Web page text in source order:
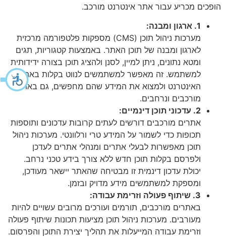
הופכים מכריע עבור אתר אינטרנט מורכב.
1. ארגון ומבנה:
מערכות ניהול תוכן (CMS) מספקות פלטפורמה מרכזית
לארגון ומבנה של תוכן האתר. באמצעות קטגוריות, תגים
ומטא נתונים, ניתן למיין, לסנן ולהציג תוכן בצורה ידידותית
למשתמש. זה מאפשר למשתמשים לנווט בקלות באתר
האינטרנט ולמצוא את המידע שהם מחפשים, גם באתרים
מורכבים ונרחבים.
2. עדכוני תוכן דינמיים:
אתרים מורכבים דורשים לעתים קרובות עדכונים ותוספות
תכופות כדי לשמור על המידע טרי ורלוונטי. מערכות ניהול
תוכן מאפשרות לבעלי אתרים ומנהלי אתרים לעדכן
ולפרסם בקלות תוכן חדש ללא צורך בידע טכני נרחב.
יכולת עדכון דינמית זו מבטיחה שהאתר יישאר מעודכן,
ומספקת למשתמשים מידע מדויק ובזמן.
3. שיתוף פעולה וזרימת עבודה:
באתרים מורכבים, תורמים ועורכים מרובים עשויים להיות
מעורבים. מערכות ניהול תוכן מציעות תכונות שיתוף פעולה
וזרימת עבודה המייעלות את תהליך יצירת התוכן והפרסום.